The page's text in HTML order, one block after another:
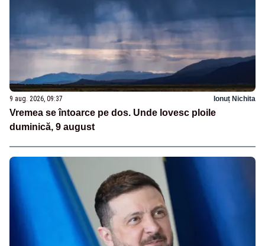
9 aug. 2026, 09:37 Ionuț Nichita
Vremea se întoarce pe dos. Unde lovesc ploile
duminică, 9 august